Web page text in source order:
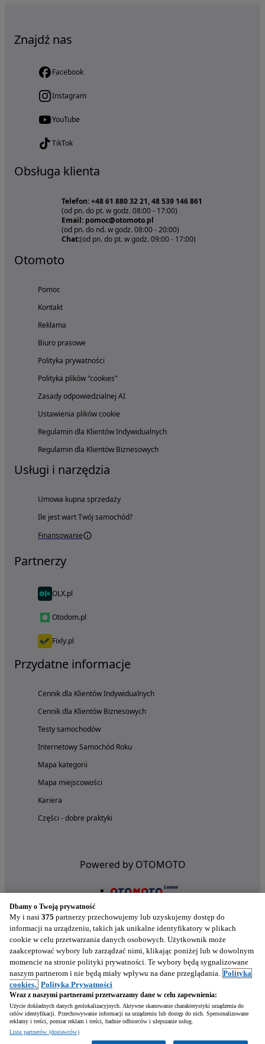
Znajdź nas
Facebook
Instagram
YouTube
TikTok
Obsługa klienta
Telefon: +48 61 880 32 21, 48 539 146 861
(od pn. do pt. w godz. 08:00 - 17:00)
Email: pomoc@otomoto.pl
(od pn. do nd. w godz. 08:00 - 20:00)
Chat:(od pn. do pt. w godz. 09:00 - 17:00)
Otomoto
Pomoc
Kontakt
Reklama
Biuro prasowe
Polityka prywatności
Polityka plików "cookies"
Zasady odpowiedzialnej AI
Ustawienia plików cookie
Regulamin dla Klientów Indywidualnych
Regulamin dla Klientów Biznesowych
Usługi i narzędzia
Umowa kupna sprzedaży
Ile jest wart Twój samochód?
Finansowanie
Partnerzy
OLX.pl
Otodom.pl
Fixly.pl
Przydatne informacje
Cennik dla Klientów Indywidualnych
Cennik dla Klientów Biznesowych
Testy samochodów
Internetowy Samochód Roku
Mapa kategorii
Mapa miejscowości
Kariera
Części - dobre praktyki
Powered by OTOMOTO
Nasze aplikacje w twoim telefonie
Dbamy o Twoją prywatność
My i nasi 375 partnerzy przechowujemy lub uzyskujemy dostęp do
informacji na urządzeniu, takich jak unikalne identyfikatory w plikach
cookie w celu przetwarzania danych osobowych. Użytkownik może
zaakceptować wybory lub zarządzać nimi, klikając poniżej lub w dowolnym
momencie na stronie polityki prywatności. Te wybory będą sygnalizowane
naszym partnerom i nie będą miały wpływu na dane przeglądania. Polityka
cookies, Polityka Prywatności
Wraz z naszymi partnerami przetwarzamy dane w celu zapewnienia:
Użycie dokładnych danych geolokalizacyjnych. Aktywne skanowanie charakterystyki urządzenia do
celów identyfikacji. Przechowywanie informacji na urządzeniu lub dostęp do nich. Spersonalizowane
reklamy i treści, pomiar reklam i treści, badnie odbiorców i ulepszanie usług.
Lista partnerów (dostawców)